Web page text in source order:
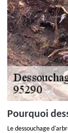
Pourquoi
Le dessouchage